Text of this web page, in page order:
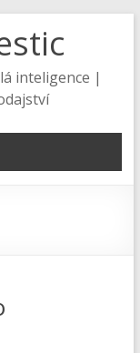
inteligence |